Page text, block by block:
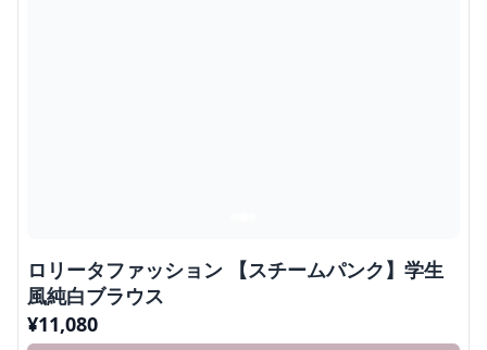
ロリータファッション 【スチームパンク】学生
風純白ブラウス
¥11,080